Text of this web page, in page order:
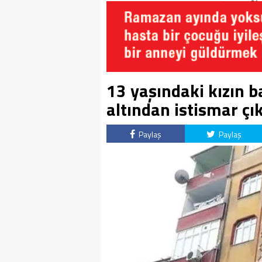
13 yaşındaki kızın
altından istismar
Paylaş Paylaş